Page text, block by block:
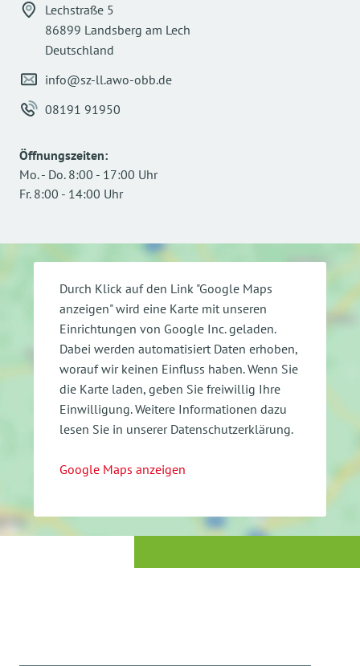
Lechstraße 5
86899 Landsberg am Lech
Deutschland
info@sz-ll.awo-obb.de
08191 91950
Öffnungszeiten:
Mo.- Do. 8:00 - 17:00 Uhr
Fr. 8:00 - 14:00 Uhr
Durch Klick auf den Link "Google Maps
anzeigen" wird eine Karte mit unseren
Einrichtungen von Google Inc. geladen.
Dabei werden automatisiert Daten erhoben,
worauf wir keinen Einfluss haben. Wenn Sie
die Karte laden, geben Sie freiwillig Ihre
Einwilligung. Weitere Informationen dazu
lesen Sie in unserer Datenschutzerklärung.
Google Maps anzeigen